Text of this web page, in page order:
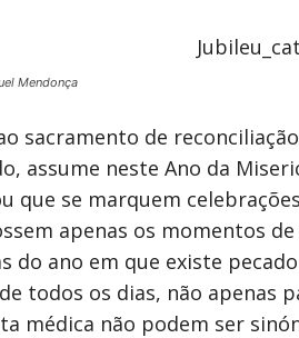
Mendonça
sacramento de
assume neste Ano da
que se marquem
apenas os momentos
do ano em que existe
todos os dias, não
médica não podem ser